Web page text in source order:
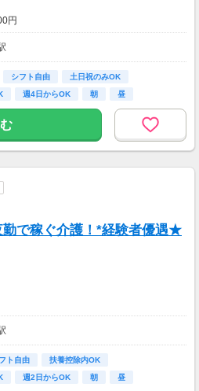
円
円
わります
シフト自由
土日祝のみOK
週4日からOK 朝 昼
で稼ぐ介護！*経験者優遇★
ト自由
扶養控除内OK
週2日からOK 朝 昼